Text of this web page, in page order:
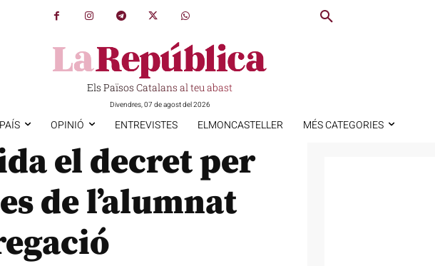
Els Països Catalans al teu abast
Divendres, 07 de agost del 2026
OPINIÓ ENTREVISTES ELMONCASTELLER MÉS CATEGORIES
el decret per
de l’alumnat